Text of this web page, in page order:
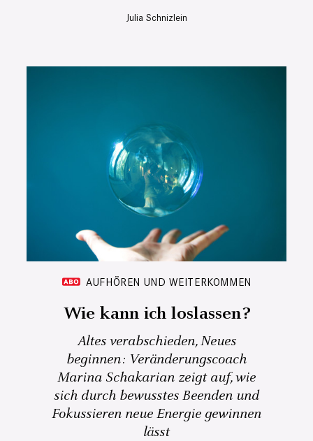
Julia Schnizlein
AUFHÖREN UND WEITERKOMMEN
Wie kann ich loslassen?
Altes verabschieden, Neues
beginnen: Veränderungscoach
Marina Schakarian zeigt auf, wie
sich durch bewusstes Beenden und
Fokussieren neue Energie gewinnen
lässt